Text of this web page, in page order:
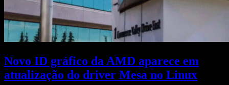
Novo ID gráfico da AMD aparece em
atualização do driver Mesa no Linux